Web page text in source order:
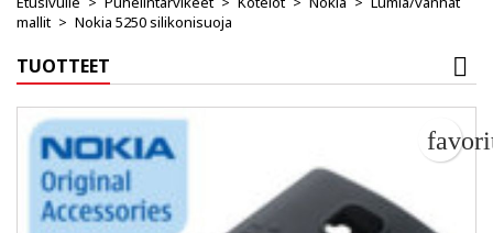
mallit
Nokia 5250 silikonisuoja
TUOTTEET